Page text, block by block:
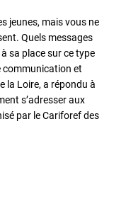
jeunes, mais vous ne
Quels messages
sa place sur ce type
communication et
la Loire, a répondu à
s’adresser aux
par le Cariforef des